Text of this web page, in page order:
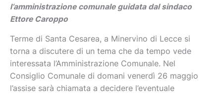
l’amministrazione comunale guidata dal sindaco
Ettore Caroppo
Terme di Santa Cesarea, a Minervino di Lecce si
torna a discutere di un tema che da tempo vede
interessata l’Amministrazione Comunale. Nel
Consiglio Comunale di domani venerdì 26 maggio
l’assise sarà chiamata a decidere l’eventuale